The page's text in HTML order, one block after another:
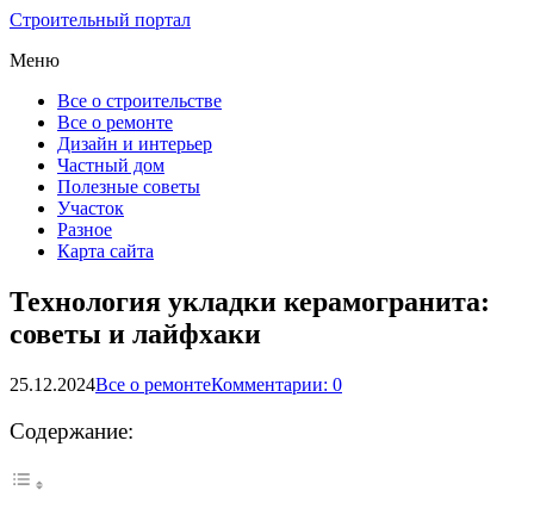
Строительный портал
Меню
Все о строительстве
Все о ремонте
Дизайн и интерьер
Частный дом
Полезные советы
Участок
Разное
Карта сайта
Технология укладки керамогранита:
советы и лайфхаки
25.12.2024Все о ремонтеКомментарии: 0
Содержание: